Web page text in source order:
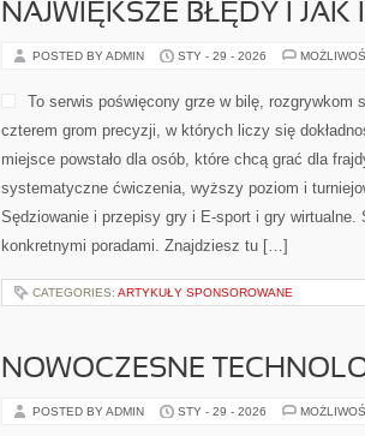
NAJWIĘKSZE BŁĘDY I JAK
POSTED BY ADMIN STY - 29 - 2026
To serwis poświęcony grze w bilę, rozgrywkom
czterem grom precyzji, w których liczy się
miejsce powstało dla osób, które chcą grać dla
systematyczne ćwiczenia, wyższy poziom i
Sędziowanie i przepisy gry i E-sport i gry wirtualne.
konkretnymi poradami. Znajdziesz tu […]
CATEGORIES: ARTYKUŁY SPONSOROWANE
NOWOCZESNE
POSTED BY ADMIN STY - 29 - 2026